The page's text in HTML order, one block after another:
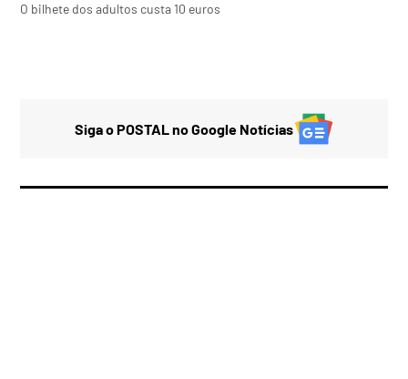
O bilhete dos adultos custa 10 euros
Siga o POSTAL no Google Notícias